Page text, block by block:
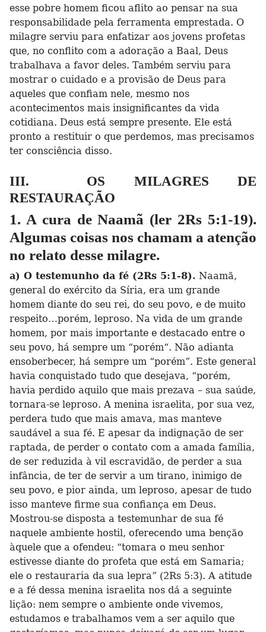
esse pobre homem ficou aflito ao pensar na sua
responsabilidade pela ferramenta emprestada. O
milagre serviu para enfatizar aos jovens profetas
que, no conflito com a adoração a Baal, Deus
trabalhava a favor deles. Também serviu para
mostrar o cuidado e a provisão de Deus para
aqueles que confiam nele, mesmo nos
acontecimentos mais insignificantes da vida
cotidiana. Deus está sempre presente. Ele está
pronto a restituir o que perdemos, mas precisamos
ter consciência disso.
III. OS MILAGRES DE
RESTAURAÇÃO
1. A cura de Naamã (ler 2Rs 5:1-19).
Algumas coisas nos chamam a atenção
no relato desse milagre.
a) O testemunho da fé (2Rs 5:1-8). Naamã,
general do exército da Síria, era um grande
homem diante do seu rei, do seu povo, e de muito
respeito…porém, leproso. Na vida de um grande
homem, por mais importante e destacado entre o
seu povo, há sempre um “porém“. Não adianta
ensoberbecer, há sempre um “porém”. Este general
havia conquistado tudo que desejava, “porém,
havia perdido aquilo que mais prezava – sua saúde,
tornara-se leproso. A menina israelita, por sua vez,
perdera tudo que mais amava, mas manteve
saudável a sua fé. E apesar da indignação de ser
raptada, de perder o contato com a amada família,
de ser reduzida à vil escravidão, de perder a sua
infância, de ter de servir a um tirano, inimigo de
seu povo, e pior ainda, um leproso, apesar de tudo
isso manteve firme sua confiança em Deus.
Mostrou-se disposta a testemunhar de sua fé
naquele ambiente hostil, oferecendo uma benção
àquele que a ofendeu: “tomara o meu senhor
estivesse diante do profeta que está em Samaria;
ele o restauraria da sua lepra” (2Rs 5:3). A atitude
e a fé dessa menina israelita nos dá a seguinte
lição: nem sempre o ambiente onde vivemos,
estudamos e trabalhamos vem a ser aquilo que